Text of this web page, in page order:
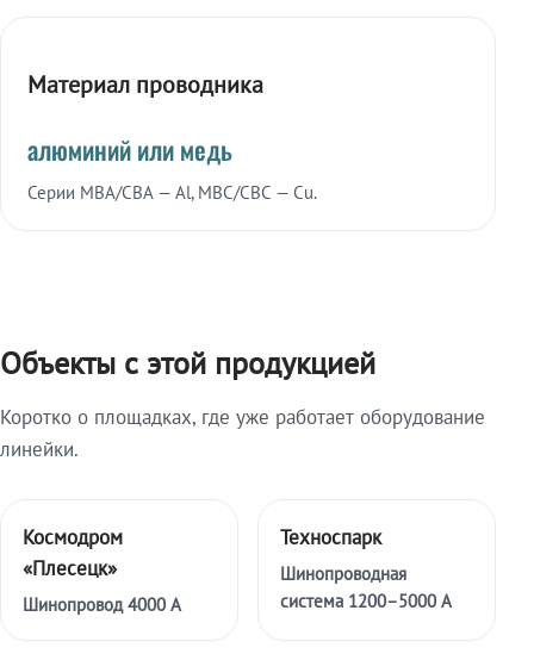
Материал проводника
алюминий или медь
Серии МВА/СВА — Al, МВС/СВС — Cu.
Объекты с этой продукцией
Коротко о площадках, где уже работает оборудование
линейки.
Космодром
«Плесецк»
Шинопровод 4000 А
Техноспарк
Шинопроводная
система 1200–5000 А